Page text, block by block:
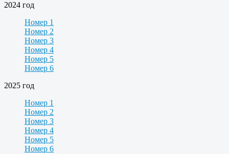
2024 год
Номер 1
Номер 2
Номер 3
Номер 4
Номер 5
Номер 6
2025 год
Номер 1
Номер 2
Номер 3
Номер 4
Номер 5
Номер 6